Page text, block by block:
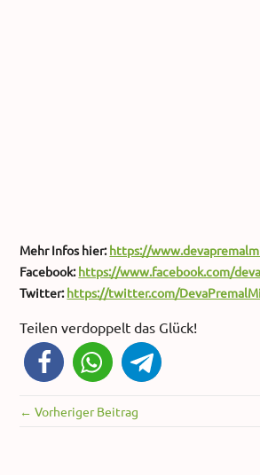
Mehr Infos hier:https://
Facebook:https://www.facebook.com/
Twitter:https://twitter.com/
Teilen verdoppelt das Glück!
← Vorheriger Beitrag